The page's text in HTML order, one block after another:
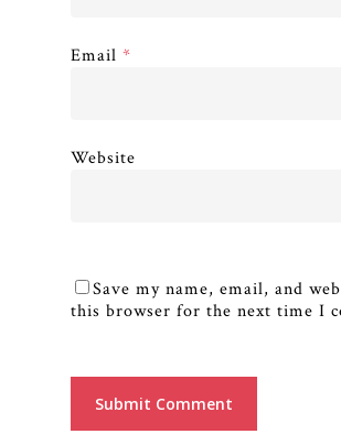
Email *
Website
Save my name, email, and
this browser for the next time I